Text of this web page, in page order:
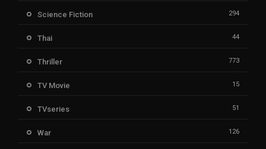
Science Fiction 294
Thai 44
Thriller 773
TV Movie 15
TVseries 51
War 126